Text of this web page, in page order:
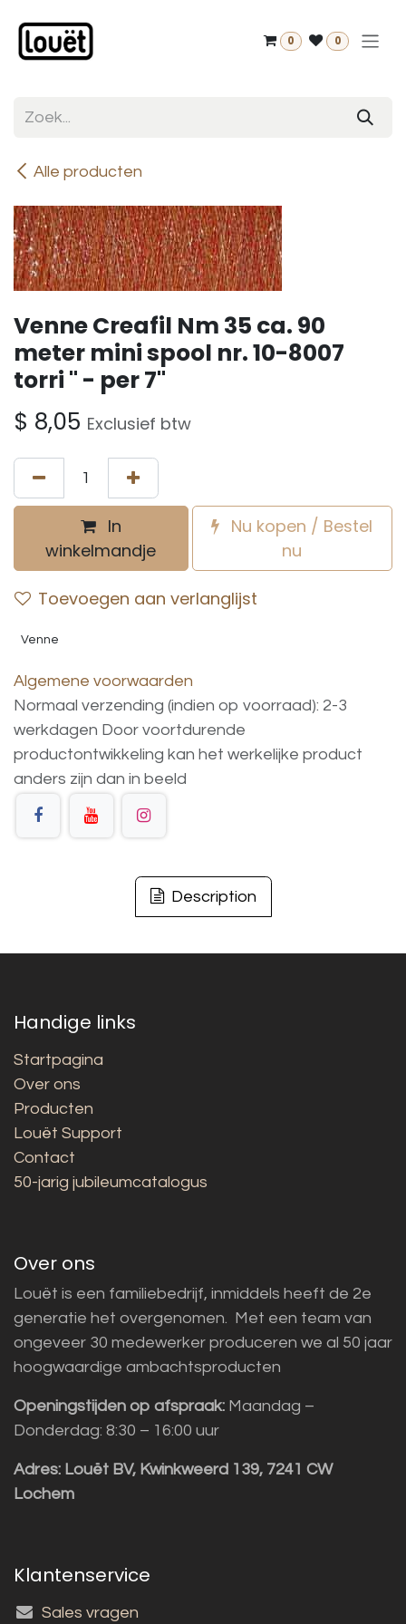
0 0
Alle producten
Venne Creafil Nm 35 ca. 90
meter mini spool nr. 10-8007
torri " - per 7"
$ 8,05 Exclusief btw
In
winkelmandje
Nu kopen / Bestel
nu
Toevoegen aan verlanglijst
Venne
Algemene voorwaarden
Normaal verzending (indien op voorraad): 2-3
werkdagen Door voortdurende
productontwikkeling kan het werkelijke product
anders zijn dan in beeld
Description
Handige links
Startpagina
Over ons
Producten
Louët Support
Contact
50-jarig jubileumcatalogus
Over ons
Louët is een familiebedrijf, inmiddels heeft de 2e
generatie het overgenomen. Met een team van
ongeveer 30 medewerker produceren we al 50 jaar
hoogwaardige ambachtsproducten
Openingstijden op afspraak: Maandag –
Donderdag: 8:30 – 16:00 uur
Adres: Louët BV, Kwinkweerd 139, 7241 CW
Lochem
Klantenservice
Sales vragen